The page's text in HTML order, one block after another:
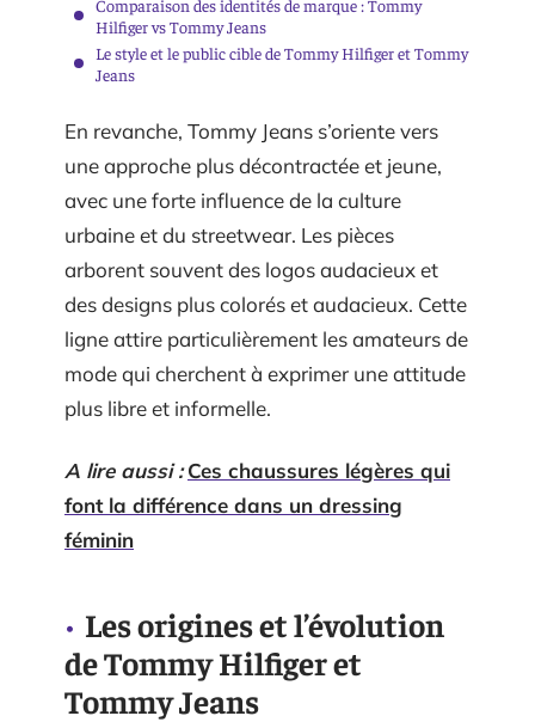
Hilfiger vs Tommy Jeans
Le style et le public cible de Tommy Hilfiger et Tommy
Jeans
En revanche, Tommy Jeans s’oriente vers
une approche plus décontractée et jeune,
avec une forte influence de la culture
urbaine et du streetwear. Les pièces
arborent souvent des logos audacieux et
des designs plus colorés et audacieux. Cette
ligne attire particulièrement les amateurs de
mode qui cherchent à exprimer une attitude
plus libre et informelle.
A lire aussi : Ces chaussures légères qui
font la différence dans un dressing
féminin
Les origines et l’évolution
de Tommy Hilfiger et
Tommy Jeans